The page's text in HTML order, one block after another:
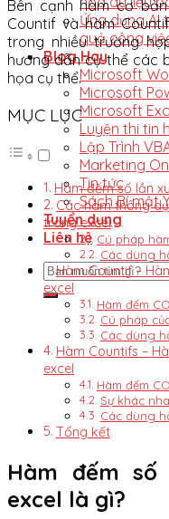
Ứng dụng AI
quả công
Blog Hay
Microsoft
Microsoft
Microsoft
Luyện thi tin
Lập Trình
Marketing
Tin tức
Sách Bí mật
Tuyển dụng
Liên hệ
Bên cạnh hàm cơ
Countif và hàm
trong nhiều trường
hướng dẫn cụ thể các
họa cụ thể.
MỤC LỤC
Hàm đếm số lần
Các hàm thông
trong excel
Cú pháp
Các dùng
Hàm Countif –
excel
Hàm đếm
Cú pháp
Các dùng
Hàm Countifs –
excel
Hàm đếm
Sự khác
Các dùng
Tổng kết
Hàm đếm
excel là gì?